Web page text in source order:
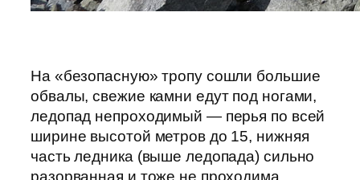
На «безопасную» тропу сошли большие
обвалы, свежие камни едут под ногами,
ледопад непроходимый — перья по всей
ширине высотой метров до 15, нижняя
часть ледника (выше ледопада) сильно
разорванная и тоже не проходима,